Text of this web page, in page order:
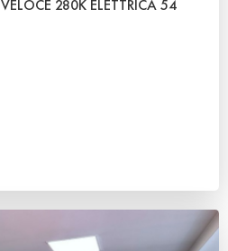
VELOCE 280K ELETTRICA 54